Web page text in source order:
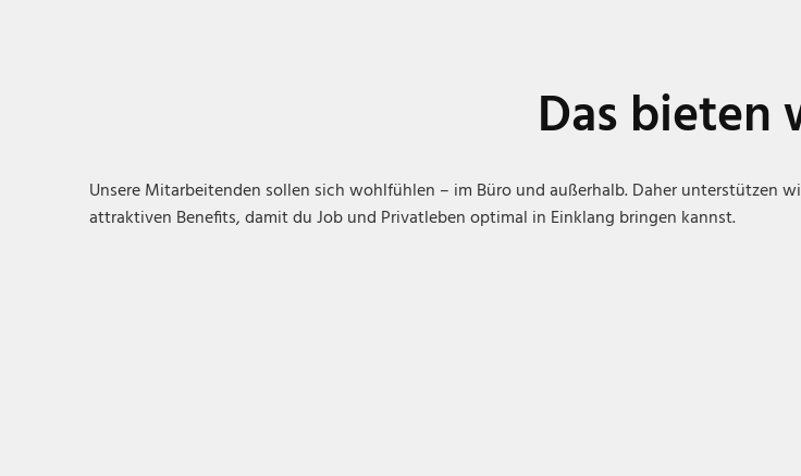
Das bieten
Unsere Mitarbeitenden sollen sich wohlfühlen – im Büro und außerhalb. Daher unterstützen
attraktiven Benefits, damit du Job und Privatleben optimal in Einklang bringen kannst.